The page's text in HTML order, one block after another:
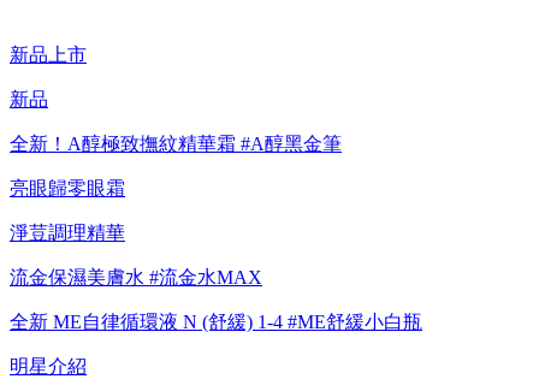
新品上市
新品
全新！A醇極致撫紋精華霜 #A醇黑金筆
亮眼歸零眼霜
淨荳調理精華
流金保濕美膚水 #流金水MAX
全新 ME自律循環液 N (舒緩) 1-4 #ME舒緩小白瓶
明星介紹